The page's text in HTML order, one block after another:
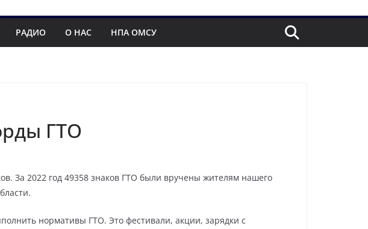
РАДИО О НАС НПА ОМСУ
ГТО
За 2022 год 49358 знаков ГТО были вручены жителям нашего
нормативы ГТО. Это фестивали, акции, зарядки с